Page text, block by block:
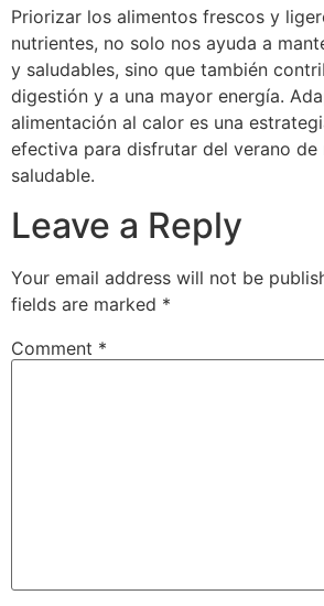
Priorizar los alimentos frescos y
nutrientes, no solo nos ayuda a
y saludables, sino que también
digestión y a una mayor energía.
alimentación al calor es una
efectiva para disfrutar del verano de
saludable.
Leave a Reply
Your email address will not be
fields are marked *
Comment *